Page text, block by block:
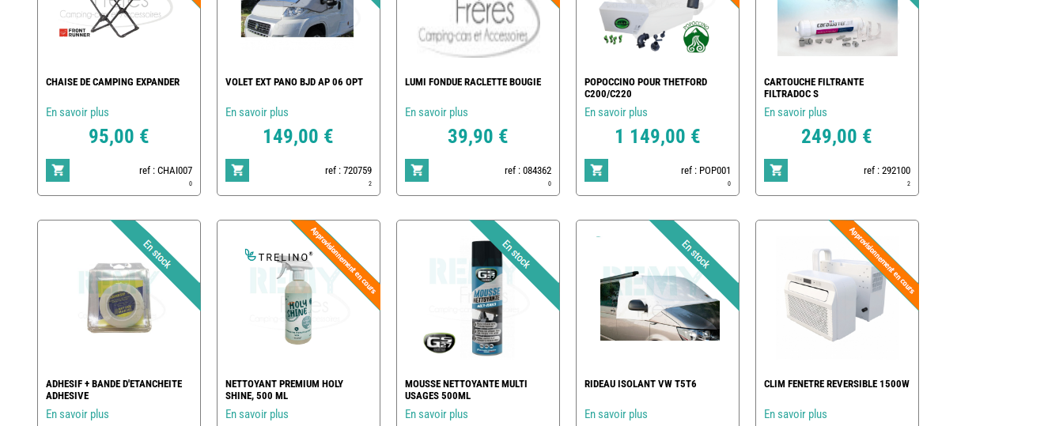
CHAISE DE CAMPING EXPANDER
En savoir plus
95,00 €
ref : CHAI007
0
VOLET EXT PANO BJD AP 06 OPT
En savoir plus
149,00 €
ref : 720759
2
LUMI FONDUE RACLETTE BOUGIE
En savoir plus
39,90 €
ref : 084362
0
POPOCCINO POUR THETFORD
C200/C220
En savoir plus
1 149,00 €
ref : POP001
0
CARTOUCHE FILTRANTE
FILTRADOC S
En savoir plus
249,00 €
ref : 292100
2
ADHESIF + BANDE D'ETANCHEITE
ADHESIVE
En savoir plus
NETTOYANT PREMIUM HOLY
SHINE, 500 ML
En savoir plus
MOUSSE NETTOYANTE MULTI
USAGES 500ML
En savoir plus
RIDEAU ISOLANT VW T5T6
En savoir plus
CLIM FENETRE REVERSIBLE 1500W
En savoir plus